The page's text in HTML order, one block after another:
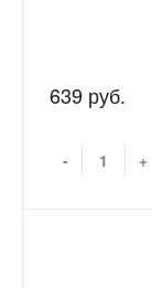
639 руб.
- +